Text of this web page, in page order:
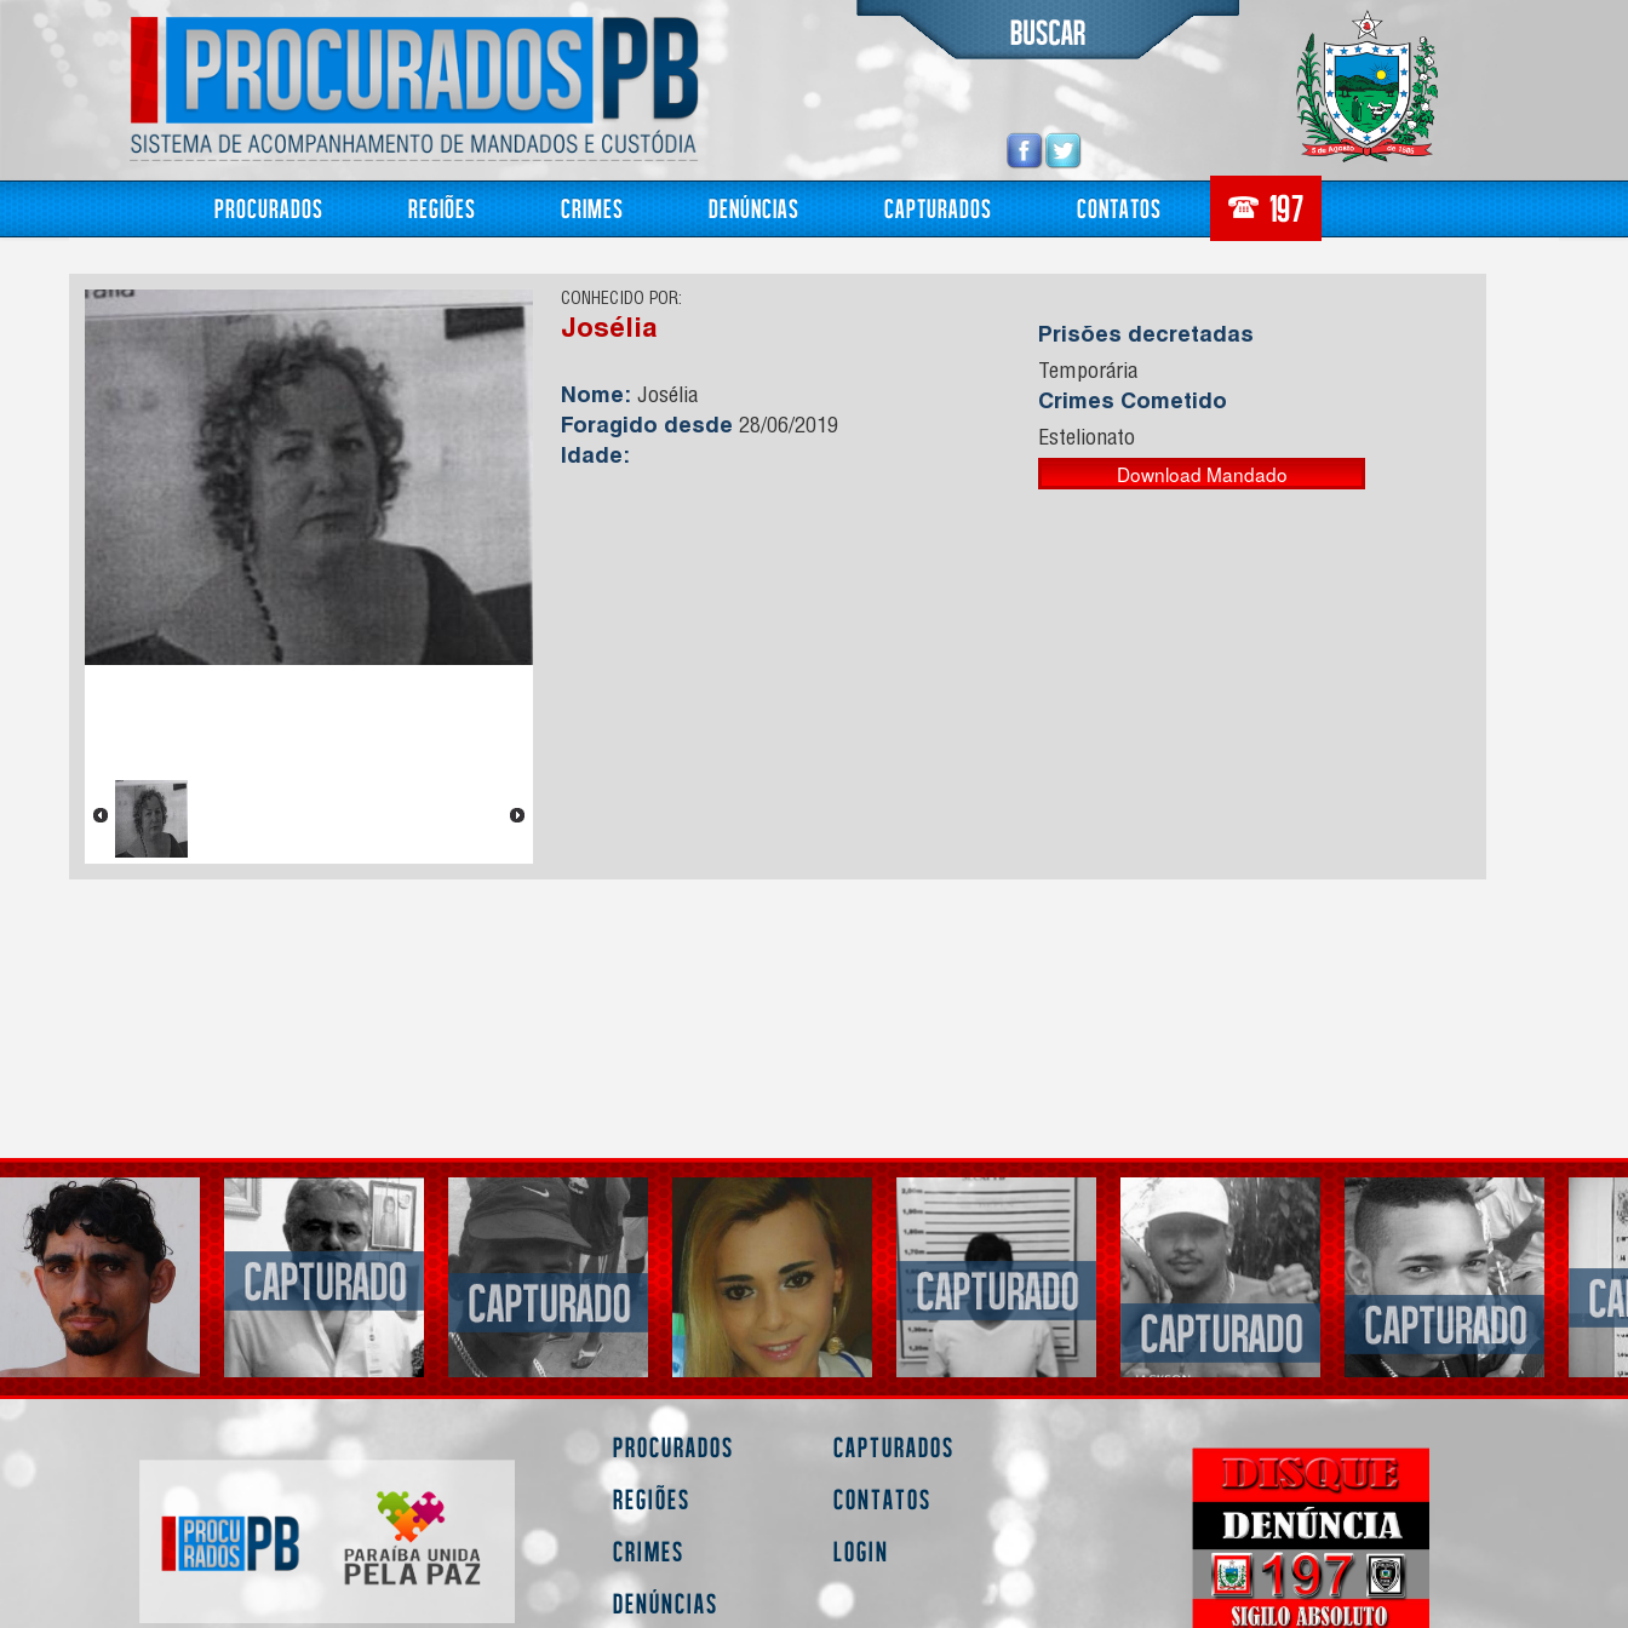
Procurados Regiões Crimes Denúncias Capturados Contatos
CONHECIDO POR:
Josélia
Nome: Josélia
Foragido desde 28/06/2019
Idade:
Prisões decretadas
Temporária
Crimes Cometido
Estelionato
Download Mandado
Procurados
Regiões
Crimes
Denúncias
Capturados
Contatos
Login